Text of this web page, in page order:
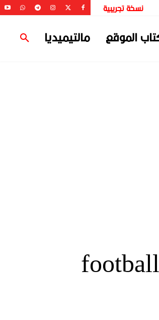
نسخة تجريبية
الموقع مالتيميديا